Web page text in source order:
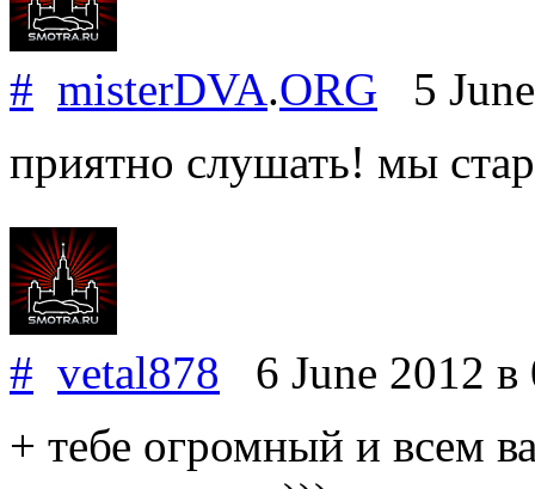
# misterDVA.ORG 5
приятно слушать! мы
# vetal878 6 June 2012 в
+ тебе огромный и всем